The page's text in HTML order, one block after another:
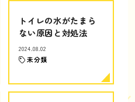
トイレの水がたまら
ない原因と対処法
2024.08.02
未分類